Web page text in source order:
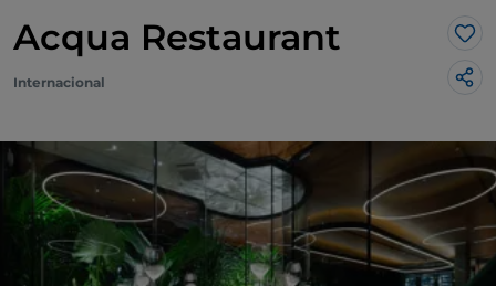
Acqua Restaurant Me
Internacional